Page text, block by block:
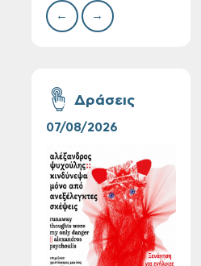
για αύριο Σάββατο 8
Αυγούστου 2026
← →
Δράσεις
07/08/2026